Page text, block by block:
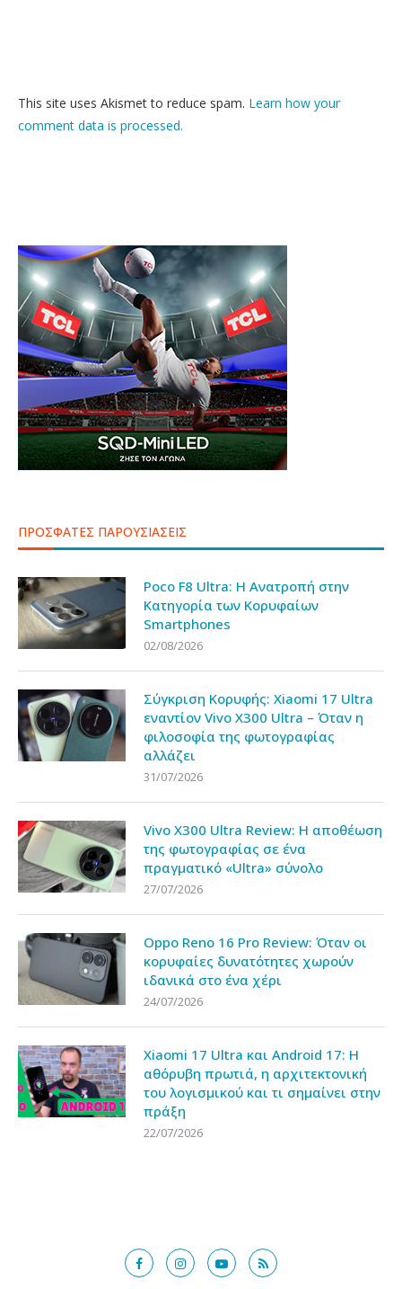
This site uses Akismet to reduce spam. Learn how your
comment data is processed.
ΠΡΟΣΦΑΤΕΣ ΠΑΡΟΥΣΙΑΣΕΙΣ
Poco F8 Ultra: Η Ανατροπή στην
Κατηγορία των Κορυφαίων
Smartphones
02/08/2026
Σύγκριση Κορυφής: Xiaomi 17 Ultra
εναντίον Vivo X300 Ultra – Όταν η
φιλοσοφία της φωτογραφίας
αλλάζει
31/07/2026
Vivo X300 Ultra Review: Η αποθέωση
της φωτογραφίας σε ένα
πραγματικό «Ultra» σύνολο
27/07/2026
Oppo Reno 16 Pro Review: Όταν οι
κορυφαίες δυνατότητες χωρούν
ιδανικά στο ένα χέρι
24/07/2026
Xiaomi 17 Ultra και Android 17: Η
αθόρυβη πρωτιά, η αρχιτεκτονική
του λογισμικού και τι σημαίνει στην
πράξη
22/07/2026